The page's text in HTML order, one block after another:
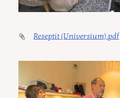
Reseptit (Universium).pdf